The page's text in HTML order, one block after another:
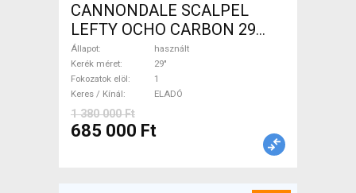
CANNONDALE SCALPEL
LEFTY OCHO CARBON 29
Mountain Bike 29" össztelós
/ fully használt ELADÓ
Állapot
használt
Kerék méret
29"
Fokozatok elöl
1
Keres / Kínál
ELADÓ
1 380 000 Ft
685 000 Ft